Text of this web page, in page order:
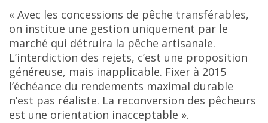
« Avec les concessions de pêche transférables,
on institue une gestion uniquement par le
marché qui détruira la pêche artisanale.
L’interdiction des rejets, c’est une proposition
généreuse, mais inapplicable. Fixer à 2015
l’échéance du rendements maximal durable
n’est pas réaliste. La reconversion des pêcheurs
est une orientation inacceptable ».